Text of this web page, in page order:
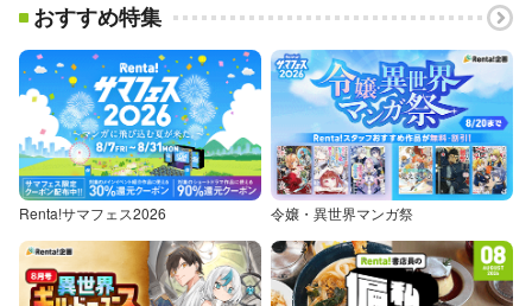
おすすめ特集
Renta!サマフェス2026 令嬢・異世界マンガ祭